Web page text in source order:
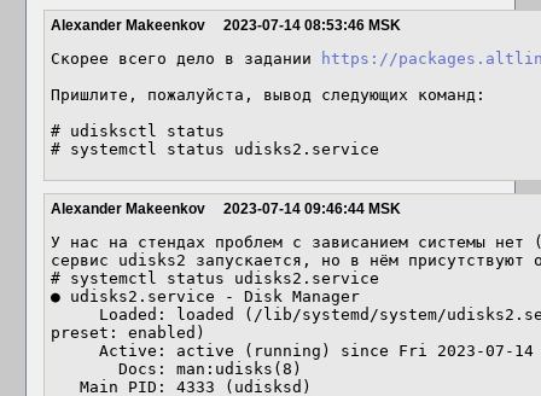
Alexander Makeenkov 2023-07-14 08:53:46 MSK
Скорее всего дело в задании
https://
Пришлите, пожалуйста, вывод следующих команд:
# udisksctl status
# systemctl status udisks2.service
Alexander Makeenkov 2023-07-14 09:46:44 MSK
У нас на стендах проблем с зависанием системы
сервис udisks2 запускается, но в нём присутствуют
# systemctl status udisks2.service
● udisks2.service - Disk Manager
preset: enabled)